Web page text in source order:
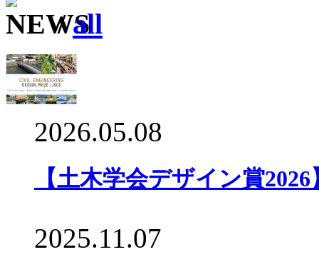
/all
2026.05.08
【土木学会デザイン賞
2025.11.07